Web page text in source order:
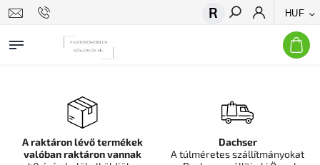
HUF
Keresés
A raktáron lévő termékek
valóban raktáron vannak
Dachser
A túlméretes szállítmányokat